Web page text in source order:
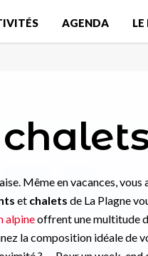
AGENDA
Même en vacances,
et chalets de La Plagne
alpineoffrent une multitude
la composition idéale de